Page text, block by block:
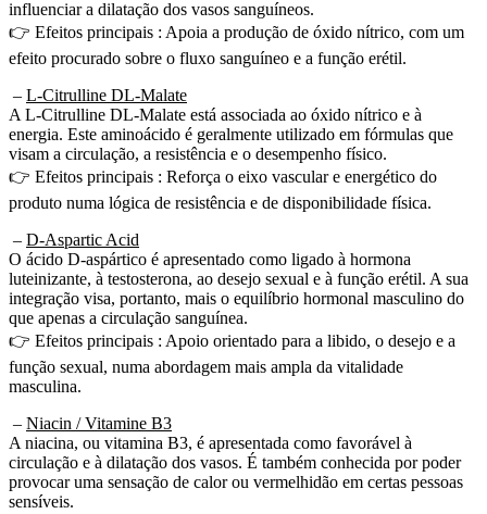
👉 Efeitos principais : Apoia a produção de óxido nítrico, com um
efeito procurado sobre o fluxo sanguíneo e a função erétil.
A L-Citrulline DL-Malate está associada ao óxido nítrico e à
energia. Este aminoácido é geralmente utilizado em fórmulas que
visam a circulação, a resistência e o desempenho físico.
👉 Efeitos principais : Reforça o eixo vascular e energético do
produto numa lógica de resistência e de disponibilidade física.
O ácido D-aspártico é apresentado como ligado à hormona
luteinizante, à testosterona, ao desejo sexual e à função erétil. A sua
integração visa, portanto, mais o equilíbrio hormonal masculino do
que apenas a circulação sanguínea.
👉 Efeitos principais : Apoio orientado para a libido, o desejo e a
função sexual, numa abordagem mais ampla da vitalidade
masculina.
A niacina, ou vitamina B3, é apresentada como favorável à
circulação e à dilatação dos vasos. É também conhecida por poder
provocar uma sensação de calor ou vermelhidão em certas pessoas
sensíveis.
👉 Efeitos principais : Reforça a orientação circulatória do produto